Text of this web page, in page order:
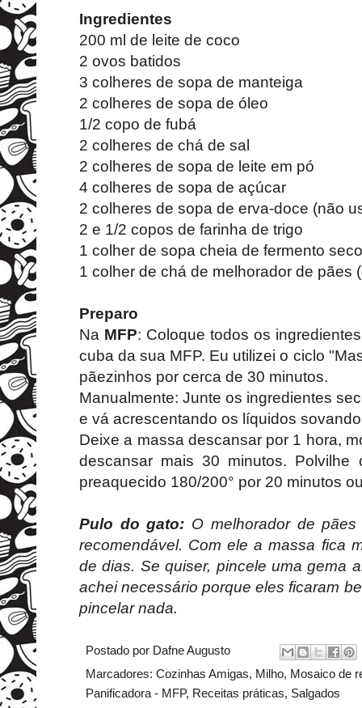
Ingredientes
200 ml de leite de coco
2 ovos batidos
3 colheres de sopa de manteiga
2 colheres de sopa de óleo
1/2 copo de fubá
2 colheres de chá de sal
2 colheres de sopa de leite em pó
4 colheres de sopa de açúcar
2 colheres de sopa de erva-doce (não
2 e 1/2 copos de farinha de trigo
1 colher de sopa cheia de fermento
1 colher de chá de melhorador de pães
Preparo
Na MFP: Coloque todos os
cuba da sua MFP. Eu utilizei o ciclo
pãezinhos por cerca de 30 minutos.
Manualmente: Junte os ingredientes
e vá acrescentando os líquidos
Deixe a massa descansar por 1 hora,
descansar mais 30 minutos.
preaquecido 180/200° por 20 minutos
Pulo do gato: O melhorador de
recomendável. Com ele a massa fica
de dias. Se quiser, pincele uma gema
achei necessário porque eles ficaram
pincelar nada.
Postado por Dafne Augusto
Marcadores: Cozinhas Amigas, Milho, Mosaico de
Panificadora - MFP, Receitas práticas, Salgados